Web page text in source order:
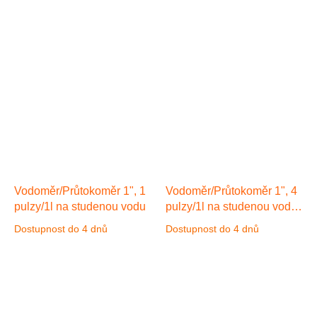
Vodoměr/Průtokoměr 1", 1
pulzy/1l na studenou vodu
Dostupnost do 4 dnů
Vodoměr/Průtokoměr 1", 4
pulzy/1l na studenou vodu
max. teplota vody +50°C
Dostupnost do 4 dnů